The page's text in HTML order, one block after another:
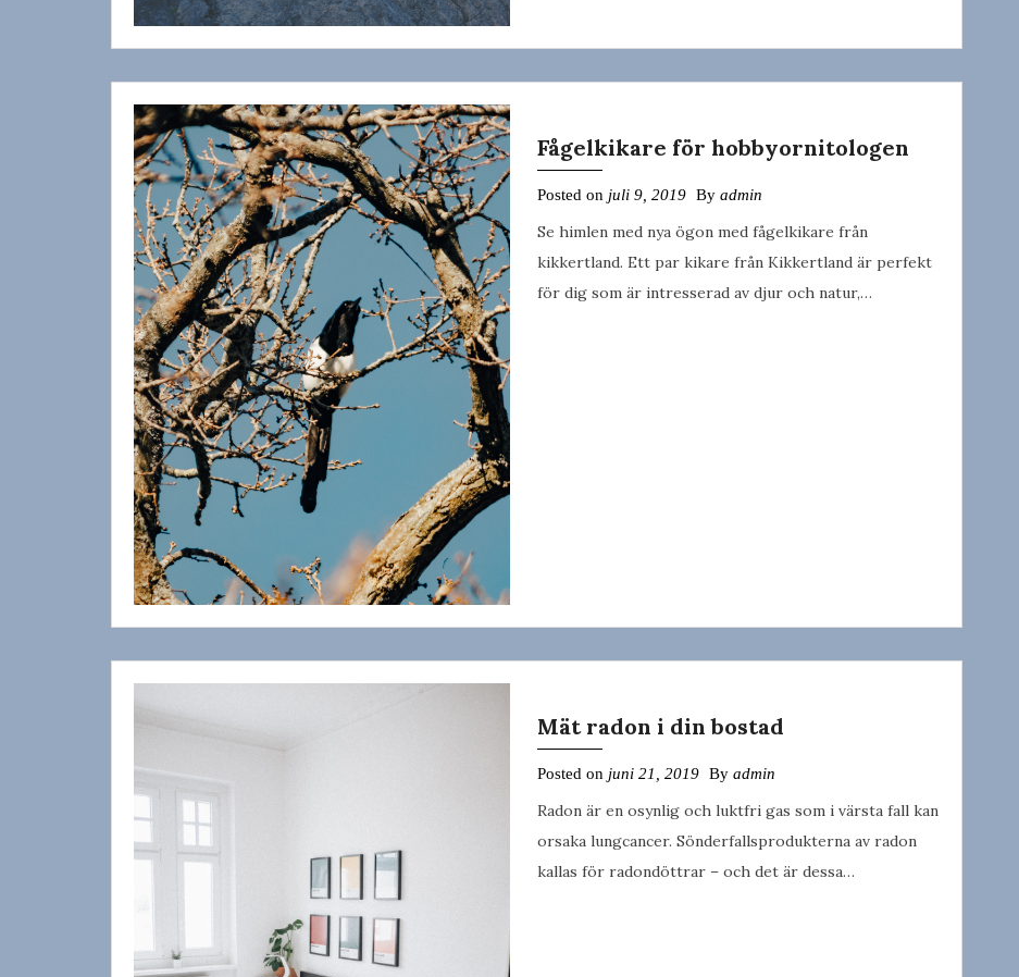
Fågelkikare för hobbyornitologen
Posted on juli 9, 2019 By admin
Se himlen med nya ögon med fågelkikare från
kikkertland. Ett par kikare från Kikkertland är perfekt
för dig som är intresserad av djur och natur,…
Mät radon i din bostad
Posted on juni 21, 2019 By admin
Radon är en osynlig och luktfri gas som i värsta fall kan
orsaka lungcancer. Sönderfallsprodukterna av radon
kallas för radondöttrar – och det är dessa…